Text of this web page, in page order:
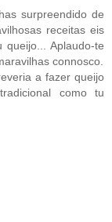
surpreendido de
receitas eis
Aplaudo-te
connosco.
a fazer queijo
como tu